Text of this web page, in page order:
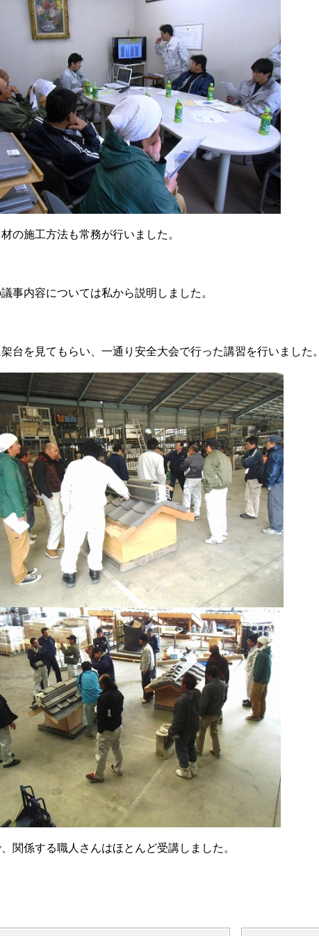
の施工方法も常務が行いました。
事内容については私から説明しました。
台を見てもらい、一通り安全大会で行った講習を行いました。
関係する職人さんはほとんど受講しました。